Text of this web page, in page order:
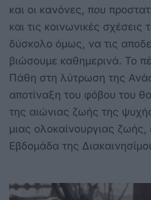
και οι κανόνες, που
και τις κοινωνικές
δύσκολο όμως, να τις
βιώσουμε καθημερινά. Το
Πάθη στη λύτρωση της
αποτίναξη του φόβου του
της αιώνιας ζωής της
μιας ολοκαίνουργιας ζωής,
Εβδομάδα της